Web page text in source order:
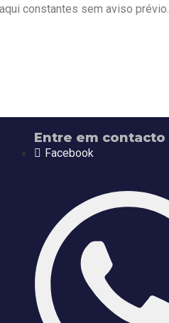
constantes sem aviso prévio.
Entre em contacto
Facebook